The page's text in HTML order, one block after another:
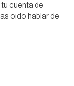
cuenta de
oido hablar de